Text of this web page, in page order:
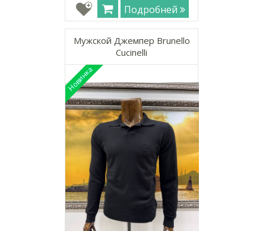
Подробней
Мужской Джемпер Brunello
Cucinelli